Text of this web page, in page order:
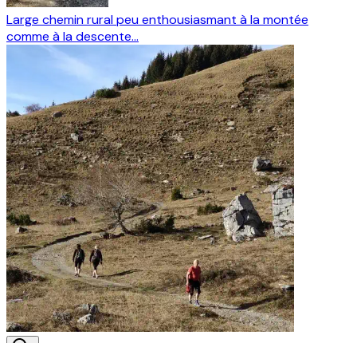
Large chemin rural peu enthousiasmant à la montée
comme à la descente...